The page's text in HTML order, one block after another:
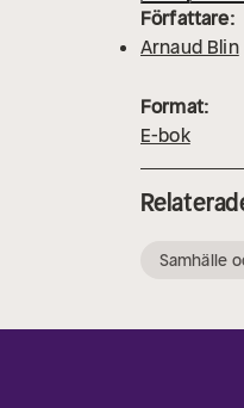
Författare:
Arnaud Blin
Format:
E-bok
Samhälle